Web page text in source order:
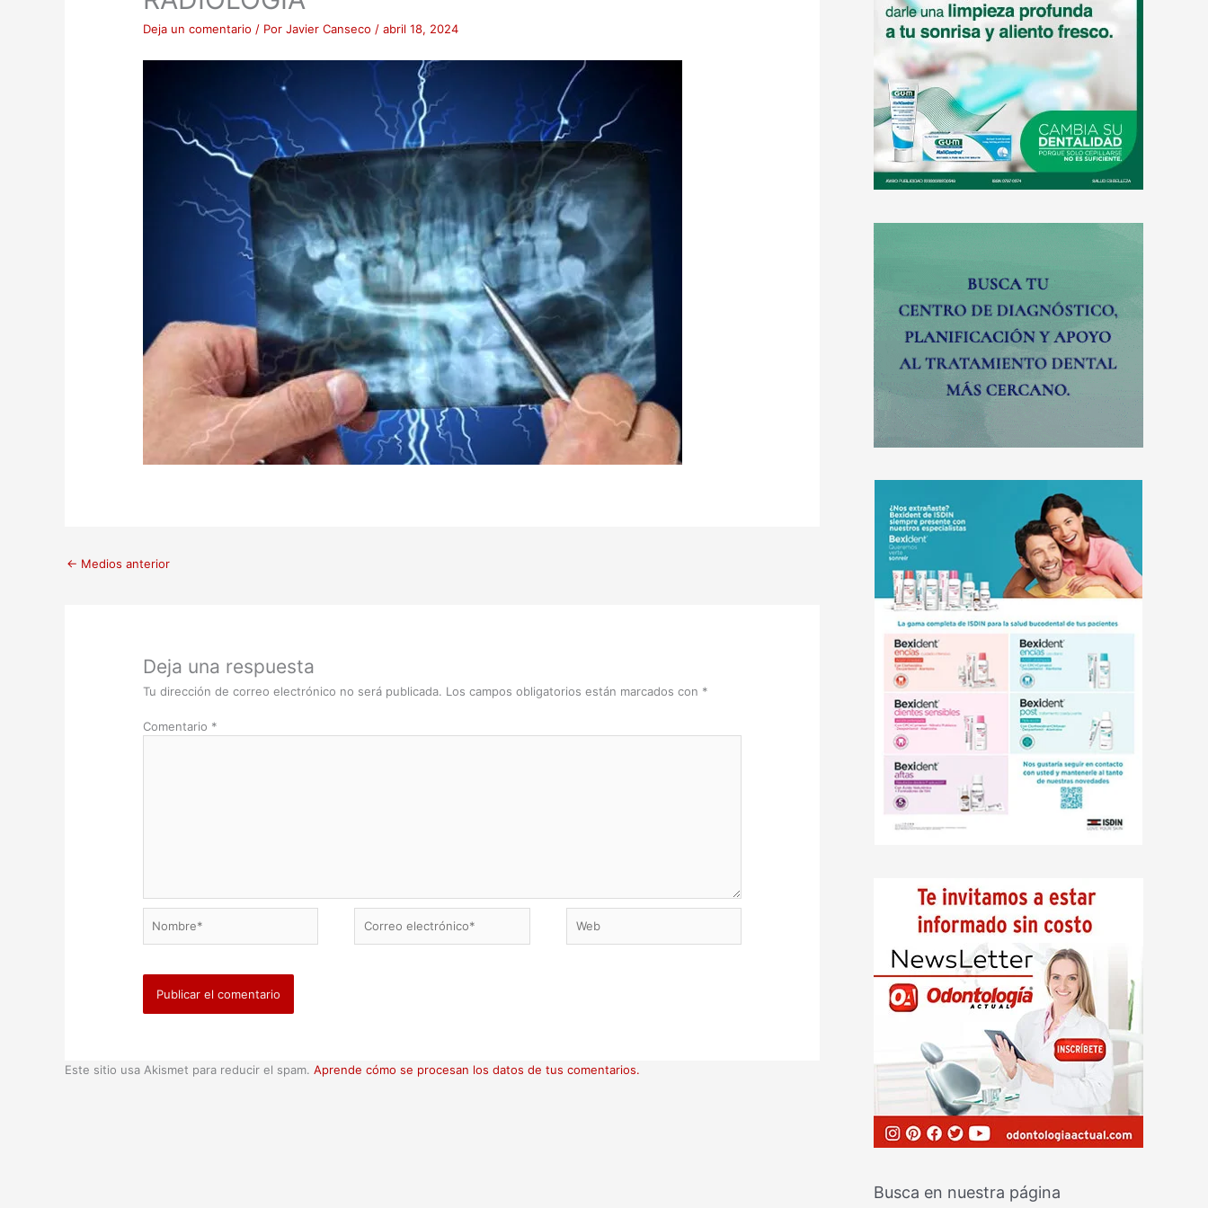
Deja un comentario / Por Javier Canseco / abril 18, 2024
← Medios anterior
Deja una respuesta
Tu dirección de correo electrónico no será publicada. Los campos obligatorios están marcados con *
Comentario *
electrónico*
Este sitio usa Akismet para reducir el spam. Aprende cómo se procesan los datos de tus comentarios.
Busca en nuestra página